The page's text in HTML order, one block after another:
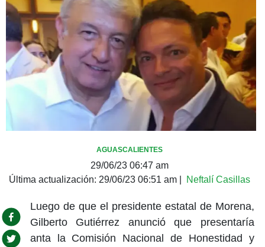
AGUASCALIENTES
29/06/23 06:47 am
Última actualización: 29/06/23 06:51 am Neftalí Casillas
Luego de que el presidente estatal de Morena,
Gilberto Gutiérrez anunció que presentaría
anta la Comisión Nacional de Honestidad y